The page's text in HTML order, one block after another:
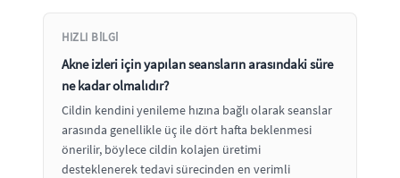
HIZLI BILGI
Akne izleri için yapılan seansların arasındaki süre
ne kadar olmalıdır?
Cildin kendini yenileme hızına bağlı olarak seanslar
arasında genellikle üç ile dört hafta beklenmesi
önerilir, böylece cildin kolajen üretimi
desteklenerek tedavi sürecinden en verimli